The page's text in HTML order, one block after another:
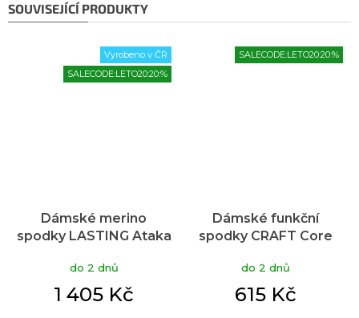
SOUVISEJÍCÍ PRODUKTY
Vyrobeno v ČR
SALECODE:LETO20:20:%
Dámské merino
spodky LASTING Ataka
do 2 dnů
1 405 Kč
SALECODE:LETO20:20:%
Dámské funkční
spodky CRAFT Core
černé
do 2 dnů
615 Kč